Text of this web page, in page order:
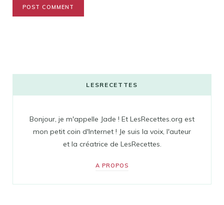
LESRECETTES
Bonjour, je m'appelle Jade ! Et LesRecettes.org est
mon petit coin d'Internet ! Je suis la voix, l'auteur
et la créatrice de LesRecettes.
A PROPOS